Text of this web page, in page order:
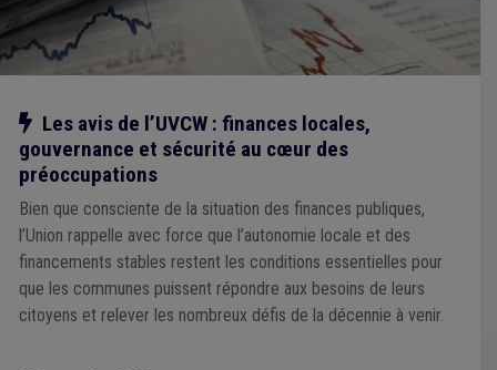
Notre action
Les avis de l’UVCW : finances locales,
gouvernance et sécurité au cœur des
préoccupations
Bien que consciente de la situation des finances publiques,
l’Union rappelle avec force que l’autonomie locale et des
financements stables restent les conditions essentielles pour
que les communes puissent répondre aux besoins de leurs
citoyens et relever les nombreux défis de la décennie à venir.